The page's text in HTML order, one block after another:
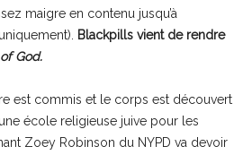
maigre en contenu jusqu’à
uniquement).
Blackpills vient de rendre
God.
est commis et le corps est découvert
école religieuse juive pour les
Zoey Robinson du NYPD va devoir